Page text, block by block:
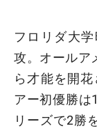
フロリダ大
攻。オールア
ら才能を開
アー初優勝は
リーズで2勝